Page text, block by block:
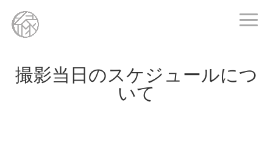
撮影当日のスケジュールにつ
いて